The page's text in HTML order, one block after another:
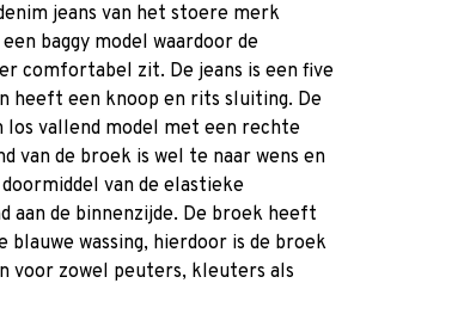
jeans van het stoere merk
baggy model waardoor de
comfortabel zit. De jeans is een five
heeft een knoop en rits sluiting. De
los vallend model met een rechte
van de broek is wel te naar wens en
van de elastieke
aan de binnenzijde. De broek heeft
blauwe wassing, hierdoor is de broek
voor zowel peuters, kleuters als